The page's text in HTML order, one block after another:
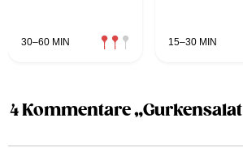
30–60 MIN 15–30 MIN
4 Kommentare